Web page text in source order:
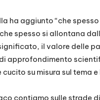
ha aggiunto “che
spesso si allontana
il valore delle
approfondimento
cucito su misura sul
contiamo sulle strade